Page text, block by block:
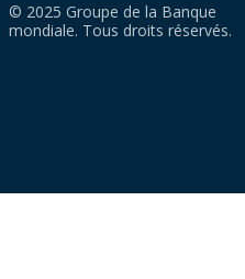
© 2025 Groupe de la Banque
mondiale. Tous droits réservés.